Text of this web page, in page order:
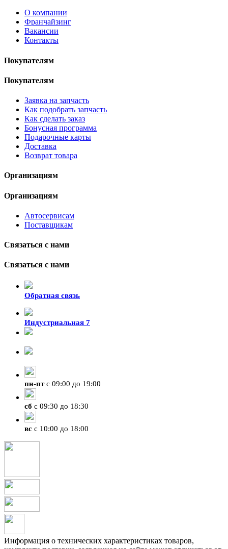
О компании
Франчайзинг
Вакансии
Контакты
Покупателям
Покупателям
Заявка на запчасть
Как подобрать запчасть
Как сделать заказ
Бонусная программа
Подарочные карты
Доставка
Возврат товара
Организациям
Организациям
Автосервисам
Поставщикам
Связаться с нами
Связаться с нами
Обратная связь
Индустриальная 7
пн-птс 09:00 до 19:00
сб с 09:30 до 18:30
вс с 10:00 до 18:00
Информация о технических характеристиках товаров,